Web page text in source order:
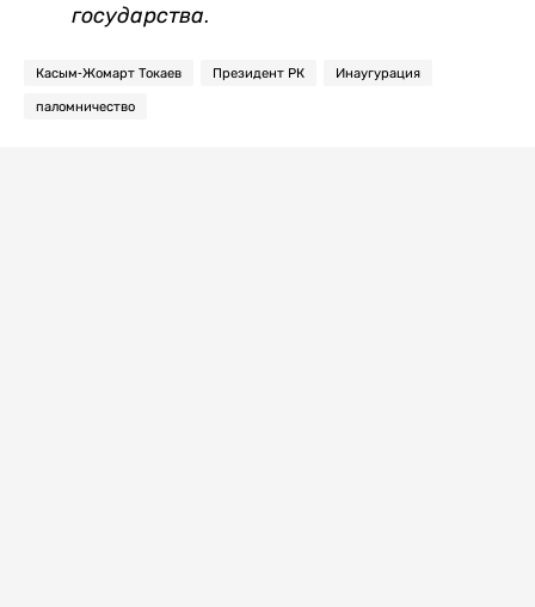
государства.
Касым-Жомарт Токаев Президент РК Инаугурация
паломничество